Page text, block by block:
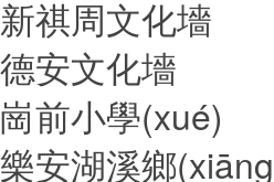
新祺周文化墻
德安文化墻
崗前小學(xué)
樂安湖溪鄉